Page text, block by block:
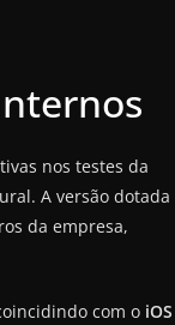
nos testes da
A versão dotada
da empresa,
com o iOS